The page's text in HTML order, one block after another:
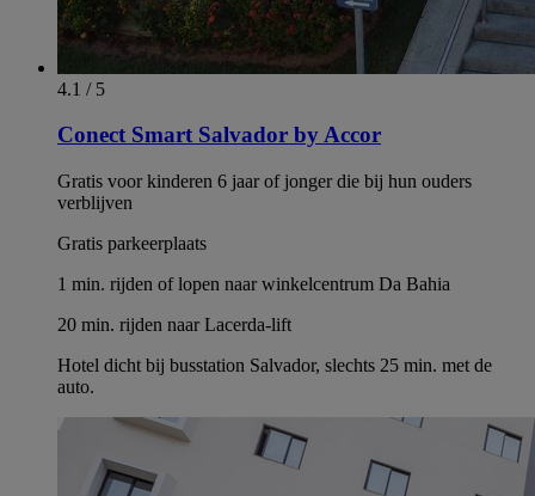
4.1 / 5
Conect Smart Salvador by Accor
Gratis voor kinderen 6 jaar of jonger die bij hun ouders
verblijven
Gratis parkeerplaats
1 min. rijden of lopen naar winkelcentrum Da Bahia
20 min. rijden naar Lacerda-lift
Hotel dicht bij busstation Salvador, slechts 25 min. met de
auto.